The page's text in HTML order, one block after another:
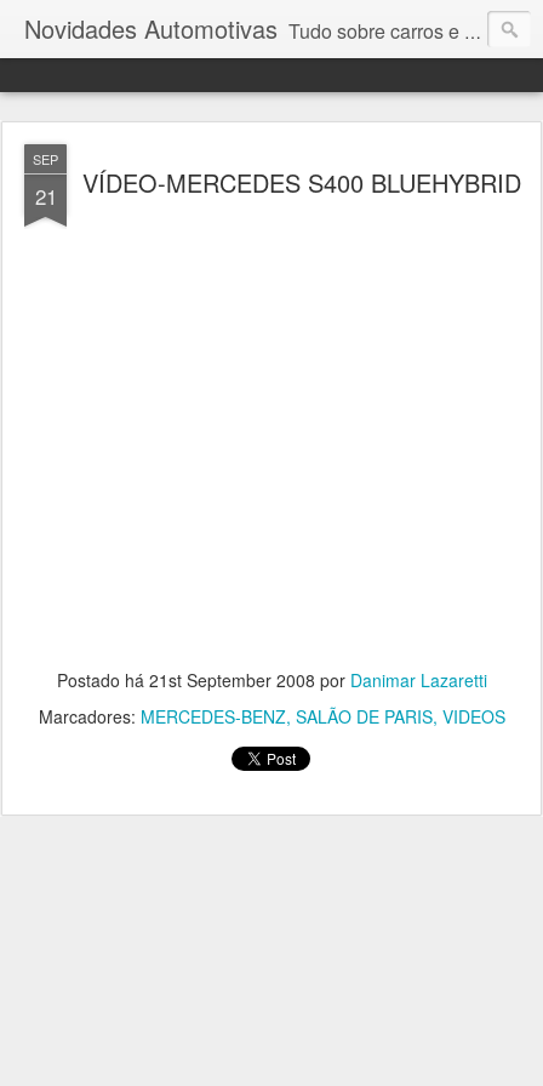
Novidades Automotivas Tudo sobre carros e motores
SEP
21 VÍDEO-MERCEDES S400 BLUEHYBRID
Postado há 21st September 2008 por Danimar Lazaretti
Marcadores: MERCEDES-BENZ SALÃO DE PARIS VIDEOS